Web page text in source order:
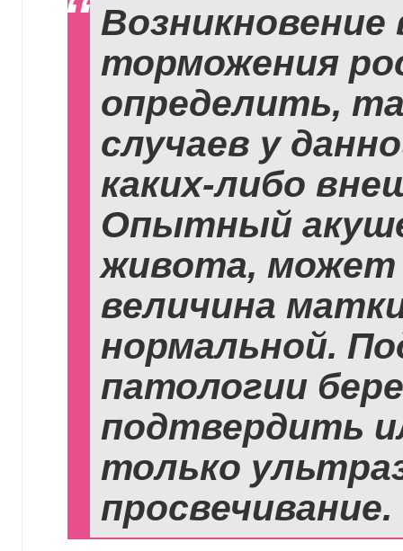
торможения
определить,
случаев у
каких-либо
Опытный
живота, может
величина
нормальной.
патологии
подтвердить
только
просвечивание.